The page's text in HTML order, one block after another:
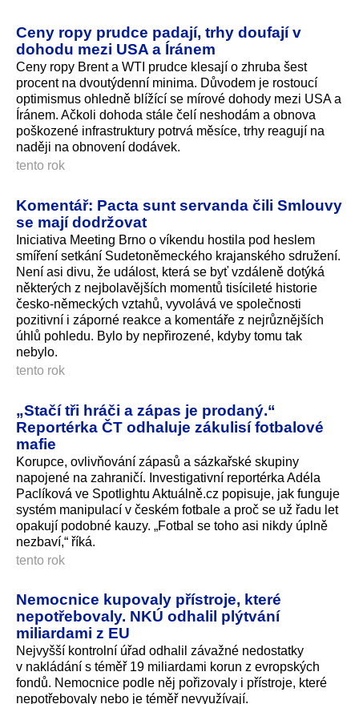
Ceny ropy prudce padají, trhy doufají v
dohodu mezi USA a Íránem
Ceny ropy Brent a WTI prudce klesají o zhruba šest
procent na dvoutýdenní minima. Důvodem je rostoucí
optimismus ohledně blížící se mírové dohody mezi USA a
Íránem. Ačkoli dohoda stále čelí neshodám a obnova
poškozené infrastruktury potrvá měsíce, trhy reagují na
naději na obnovení dodávek.
tento rok
Komentář: Pacta sunt servanda čili Smlouvy
se mají dodržovat
Iniciativa Meeting Brno o víkendu hostila pod heslem
smíření setkání Sudetoněmeckého krajanského sdružení.
Není asi divu, že událost, která se byť vzdáleně dotýká
některých z nejbolavějších momentů tisícileté historie
česko-německých vztahů, vyvolává ve společnosti
pozitivní i záporné reakce a komentáře z nejrůznějších
úhlů pohledu. Bylo by nepřirozené, kdyby tomu tak
nebylo.
tento rok
„Stačí tři hráči a zápas je prodaný.“
Reportérka ČT odhaluje zákulisí fotbalové
mafie
Korupce, ovlivňování zápasů a sázkařské skupiny
napojené na zahraničí. Investigativní reportérka Adéla
Paclíková ve Spotlightu Aktuálně.cz popisuje, jak funguje
systém manipulací v českém fotbale a proč se už řadu let
opakují podobné kauzy. „Fotbal se toho asi nikdy úplně
nezbaví,“ říká.
tento rok
Nemocnice kupovaly přístroje, které
nepotřebovaly. NKÚ odhalil plýtvání
miliardami z EU
Nejvyšší kontrolní úřad odhalil závažné nedostatky
v nakládání s téměř 19 miliardami korun z evropských
fondů. Nemocnice podle něj pořizovaly i přístroje, které
nepotřebovaly nebo je téměř nevyužívají.